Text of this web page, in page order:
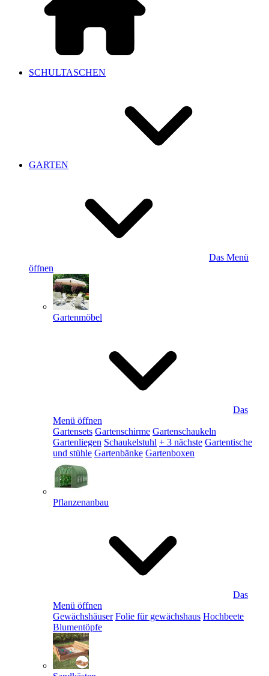
SCHULTASCHEN
GARTEN
Das Menü
öffnen
Gartenmöbel
Das
Menü öffnen
Gartensets Gartenschirme Gartenschaukeln
Gartenliegen Schaukelstuhl + 3 nächste Gartentische
und stühle Gartenbänke Gartenboxen
Pflanzenanbau
Das
Menü öffnen
Gewächshäuser Folie für gewächshaus Hochbeete
Blumentöpfe